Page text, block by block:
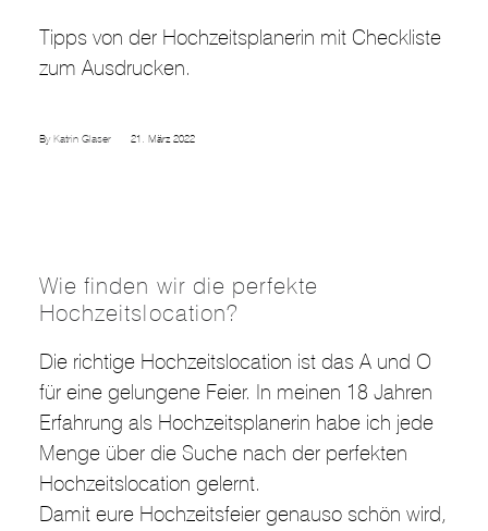
Tipps von der Hochzeitsplanerin mit Checkliste
zum Ausdrucken.
ByKatrin Glaser 21. März 2022
Wie finden wir die perfekte
Hochzeitslocation?
Die richtige Hochzeitslocation ist das A und O
für eine gelungene Feier. In meinen 18 Jahren
Erfahrung als Hochzeitsplanerin habe ich jede
Menge über die Suche nach der perfekten
Hochzeitslocation gelernt.
Damit eure Hochzeitsfeier genauso schön wird,